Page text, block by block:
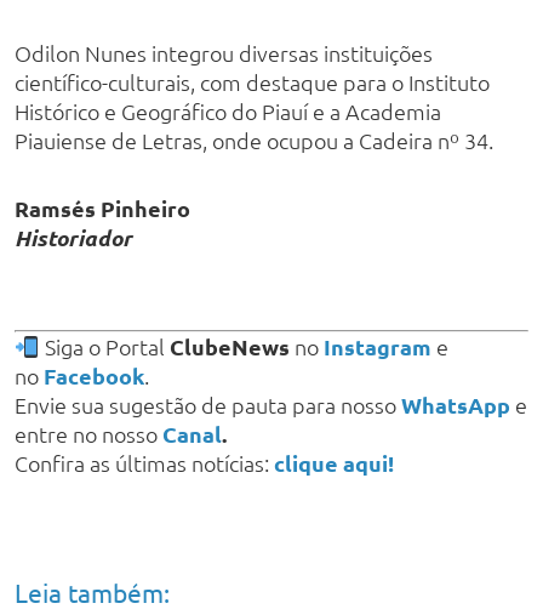
Odilon Nunes integrou diversas instituições
científico-culturais, com destaque para o Instituto
Histórico e Geográfico do Piauí e a Academia
Piauiense de Letras, onde ocupou a Cadeira nº 34.
Ramsés Pinheiro
Historiador
Siga o Portal ClubeNews no Instagram e
no Facebook.
Envie sua sugestão de pauta para nossoWhatsApp e
entre no nosso Canal.
Confira as últimas notícias: clique aqui!
Leia também: